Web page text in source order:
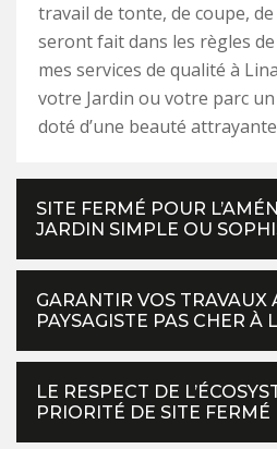
travail de tonte, de coupe,
seront fait dans les règles de
mes services de qualité à
votre Jardin ou votre parc
doté d’une beauté
SITE FERMÉ POUR
JARDIN SIMPLE OU
GARANTIR VOS TRAVAUX
PAYSAGISTE PAS CHER À
LE RESPECT DE
PRIORITÉ DE SITE FERMÉ